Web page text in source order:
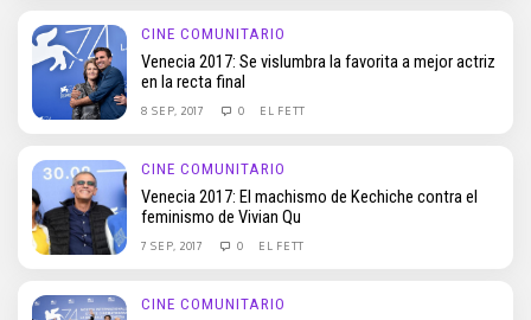
CINE COMUNITARIO
Venecia 2017: Se vislumbra la favorita a mejor actriz
en la recta final
8 SEP, 2017 0 EL FETT
CINE COMUNITARIO
Venecia 2017: El machismo de Kechiche contra el
feminismo de Vivian Qu
7 SEP, 2017 0 EL FETT
CINE COMUNITARIO